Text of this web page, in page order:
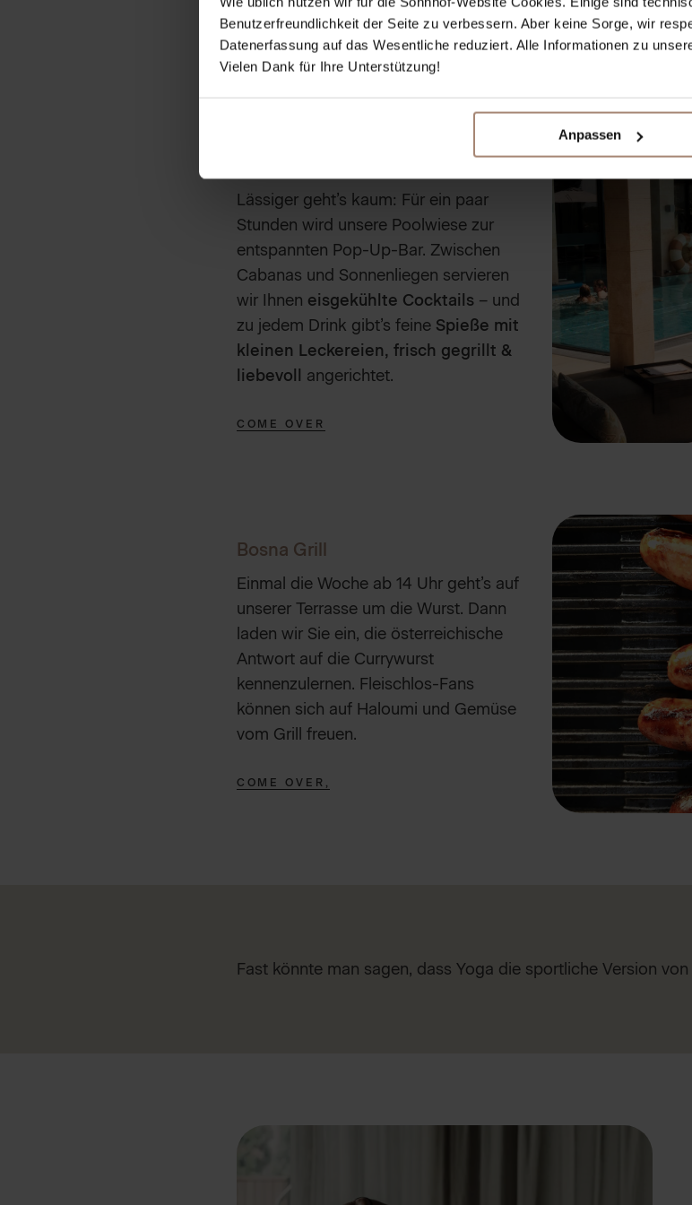
Benutzerfreundlichkeit der Seite zu verbessern. Aber keine Sorge, wir
Datenerfassung auf das Wesentliche reduziert. Alle Informationen zu
Vielen Dank für Ihre Unterstützung!
Anpassen
auf die ,,Bühne“.
COME OVER.
Lässiger geht’s kaum: Für ein paar
Stunden wird unsere Poolwiese zur
entspannten Pop-Up-Bar. Zwischen
Cabanas und Sonnenliegen servieren
wir Ihnen eisgekühlte Cocktails – und
zu jedem Drink gibt’s feine Spieße mit
kleinen Leckereien, frisch gegrillt &
liebevoll angerichtet.
COME OVER
Bosna Grill
Einmal die Woche ab 14 Uhr geht’s auf
unserer Terrasse um die Wurst. Dann
laden wir Sie ein, die österreichische
Antwort auf die Currywurst
kennenzulernen. Fleischlos-Fans
können sich auf Haloumi und Gemüse
vom Grill freuen.
COME OVER,
Fast könnte man sagen, dass Yoga die sportliche Version